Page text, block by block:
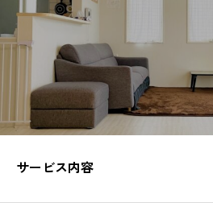
サービス内容